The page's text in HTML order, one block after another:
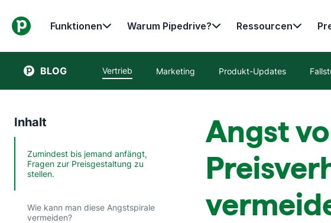
Funktionen Warum Pipedrive? Ressourcen
BLOG Vertrieb Marketing Produkt-Updates
In
Inhalt
Zumindest bis jemand anfängt,
Fragen zur Preisgestaltung zu
stellen.
Wie kann man diese Angstspirale
vermeiden?
Angst